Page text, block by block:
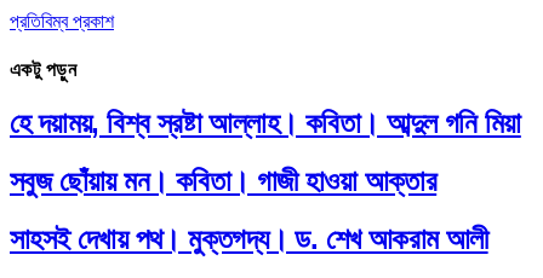
প্রতিবিম্ব প্রকাশ
একটু পড়ুন
হে দয়াময়, বিশ্ব স্রষ্টা আল্লাহ। কবিতা। আব্দুল গনি মিয়া
সবুজ ছোঁয়ায় মন। কবিতা। গাজী হাওয়া আক্তার
সাহসই দেখায় পথ। মুক্তগদ্য। ড. শেখ আকরাম আলী